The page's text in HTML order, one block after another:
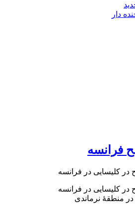
دار
فرانسه
کلیسایی در فرانسه
کلیسایی در فرانسه
منطقۀ نرماندی